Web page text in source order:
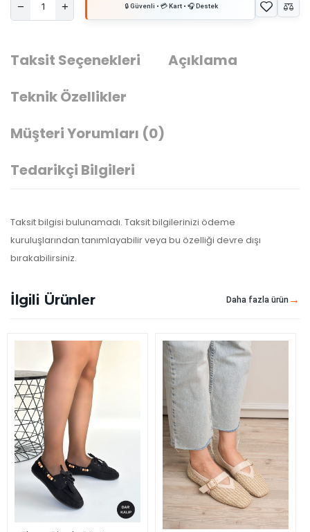
Taksit Seçenekleri
Açıklama
Teknik Özellikler
Müşteri Yorumları (0)
Tedarikçi Bilgileri
Taksit bilgisi bulunamadı. Taksit bilgilerinizi ödeme
kuruluşlarından tanımlayabilir veya bu özelliği devre dışı
bırakabilirsiniz.
İlgili Ürünler Daha fazla ürün